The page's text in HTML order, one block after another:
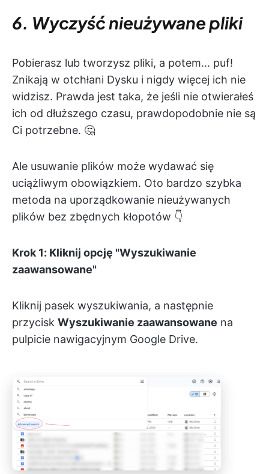
6. Wyczyść nieużywane pliki
Pobierasz lub tworzysz pliki, a potem... puf!
Znikają w otchłani Dysku i nigdy więcej ich nie
widzisz. Prawda jest taka, że jeśli nie otwierałeś
ich od dłuższego czasu, prawdopodobnie nie są
Ci potrzebne. 🤔
Ale usuwanie plików może wydawać się
uciążliwym obowiązkiem. Oto bardzo szybka
metoda na uporządkowanie nieużywanych
plików bez zbędnych kłopotów 👇
Krok 1: Kliknij opcję "Wyszukiwanie
zaawansowane"
Kliknij pasek wyszukiwania, a następnie
przycisk Wyszukiwanie zaawansowane na
pulpicie nawigacyjnym Google Drive.